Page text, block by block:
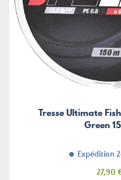
Tresse Ultimate
Green
Expédition
Prix
27,90